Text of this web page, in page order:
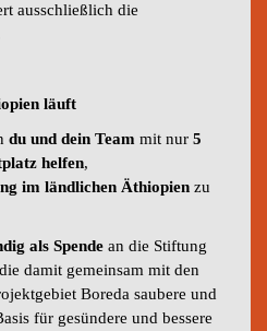
ausschließlich die
läuft
du und dein Team mit nur 5
helfen,
im ländlichen Äthiopien zu
als Spende an die Stiftung
damit gemeinsam mit den
Boreda saubere und
für gesündere und bessere